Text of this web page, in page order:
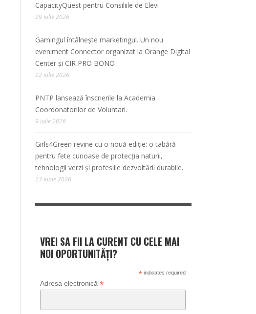
CapacityQuest pentru Consiliile de Elevi
29 iulie 2026
Gamingul întâlnește marketingul. Un nou
eveniment Connector organizat la Orange Digital
Center și CIR PRO BONO
22 iulie 2026
PNTP lansează înscrierile la Academia
Coordonatorilor de Voluntari.
9 iulie 2026
Girls4Green revine cu o nouă ediție: o tabără
pentru fete curioase de protecția naturii,
tehnologii verzi și profesiile dezvoltării durabile.
23 iunie 2026
VREI SA FII LA CURENT CU CELE MAI
NOI OPORTUNITĂȚI?
*indicates required
Adresa electronică *